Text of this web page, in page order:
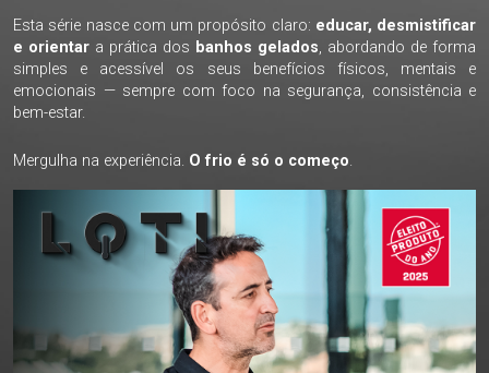
Esta série nasce com um propósito claro: educar, desmistificar
e orientar a prática dos banhos gelados, abordando de forma
simples e acessível os seus benefícios físicos, mentais e
emocionais — sempre com foco na segurança, consistência e
bem-estar.
Mergulha na experiência. O frio é só o começo.